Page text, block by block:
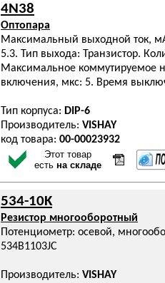
4N38
Оптопара
Максимальный выходной ток,
5.3. Тип выхода: Транзистор.
Максимальное коммутируемое
включения, мкс: 5. Время
Тип корпуса: DIP-6
Производитель: VISHAY
код товара: 00-00023932
Этот товар
есть на складе
534-10K
Резистор многооборотный
Потенциометр: осевой,
534B1103JC
Производитель: VISHAY